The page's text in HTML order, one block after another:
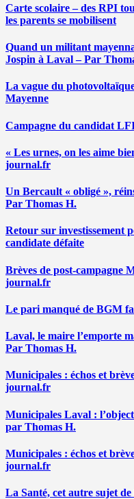
Carte scolaire – des RPI
les parents se mobilisent
Quand un militant
Jospin à Laval – Par
La vague du
Mayenne
Campagne du candidat
« Les urnes, on les aime
journal.fr
Un Bercault « obligé »,
Par Thomas H.
Retour sur investissement
candidate défaite
Brèves de post-campagne
journal.fr
Le pari manqué de BGM
Laval, le maire l’emporte
Par Thomas H.
Municipales : échos et
journal.fr
Municipales Laval :
par Thomas H.
Municipales : échos et
journal.fr
La Santé, cet autre sujet